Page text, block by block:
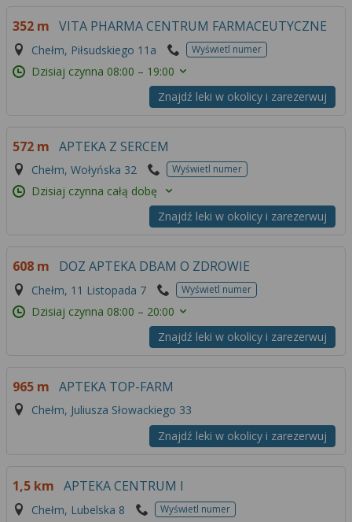
352 m VITA PHARMA CENTRUM FARMACEUTYCZNE
Chełm, Piłsudskiego 11a Wyświetl numer
Dzisiaj czynna 08:00 – 19:00
Znajdź leki w okolicy i zarezerwuj
572 m APTEKA Z SERCEM
Chełm, Wołyńska 32 Wyświetl numer
Dzisiaj czynna całą dobę
Znajdź leki w okolicy i zarezerwuj
608 m DOZ APTEKA DBAM O ZDROWIE
Chełm, 11 Listopada 7 Wyświetl numer
Dzisiaj czynna 08:00 – 20:00
Znajdź leki w okolicy i zarezerwuj
965 m APTEKA TOP-FARM
Chełm, Juliusza Słowackiego 33
Znajdź leki w okolicy i zarezerwuj
1,5 km APTEKA CENTRUM I
Chełm, Lubelska 8 Wyświetl numer